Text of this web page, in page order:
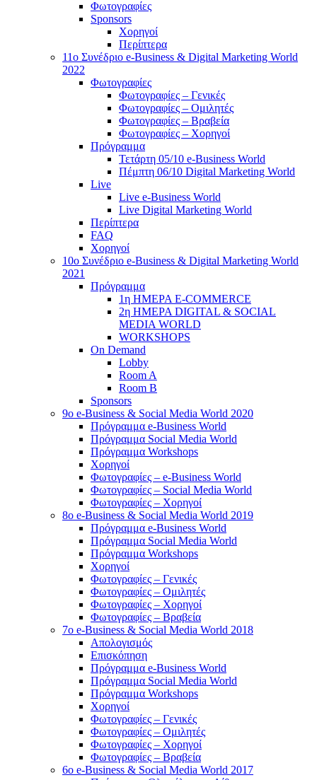
Φωτογραφίες
Sponsors
Χορηγοί
Περίπτερα
11ο Συνέδριο e-Business & Digital Marketing World
2022
Φωτογραφίες
Φωτογραφίες – Γενικές
Φωτογραφίες – Ομιλητές
Φωτογραφίες – Βραβεία
Φωτογραφίες – Χορηγοί
Πρόγραμμα
Τετάρτη 05/10 e-Business World
Πέμπτη 06/10 Digital Marketing World
Live
Live e-Business World
Live Digital Marketing World
Περίπτερα
FAQ
Χορηγοί
10o Συνέδριο e-Business & Digital Marketing World
2021
Πρόγραμμα
1η ΗΜΕΡΑ E-COMMERCE
2η ΗΜΕΡΑ DIGITAL & SOCIAL
MEDIA WORLD
WORKSHOPS
On Demand
Lobby
Room A
Room B
Sponsors
9o e-Business & Social Media World 2020
Πρόγραμμα e-Business World
Πρόγραμμα Social Media World
Πρόγραμμα Workshops
Χορηγοί
Φωτογραφίες – e-Business World
Φωτογραφίες – Social Media World
Φωτογραφίες – Χορηγοί
8o e-Business & Social Media World 2019
Πρόγραμμα e-Business World
Πρόγραμμα Social Media World
Πρόγραμμα Workshops
Χορηγοί
Φωτογραφίες – Γενικές
Φωτογραφίες – Ομιλητές
Φωτογραφίες – Χορηγοί
Φωτογραφίες – Βραβεία
7o e-Business & Social Media World 2018
Απολογισμός
Επισκόπηση
Πρόγραμμα e-Business World
Πρόγραμμα Social Media World
Πρόγραμμα Workshops
Χορηγοί
Φωτογραφίες – Γενικές
Φωτογραφίες – Ομιλητές
Φωτογραφίες – Χορηγοί
Φωτογραφίες – Βραβεία
6o e-Business & Social Media World 2017